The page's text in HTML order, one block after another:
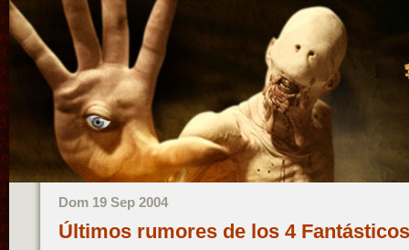
Dom 19 Sep 2004
Últimos rumores de los 4